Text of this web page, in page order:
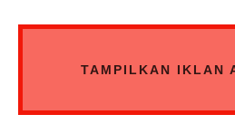
TAMPILKAN IKLAN